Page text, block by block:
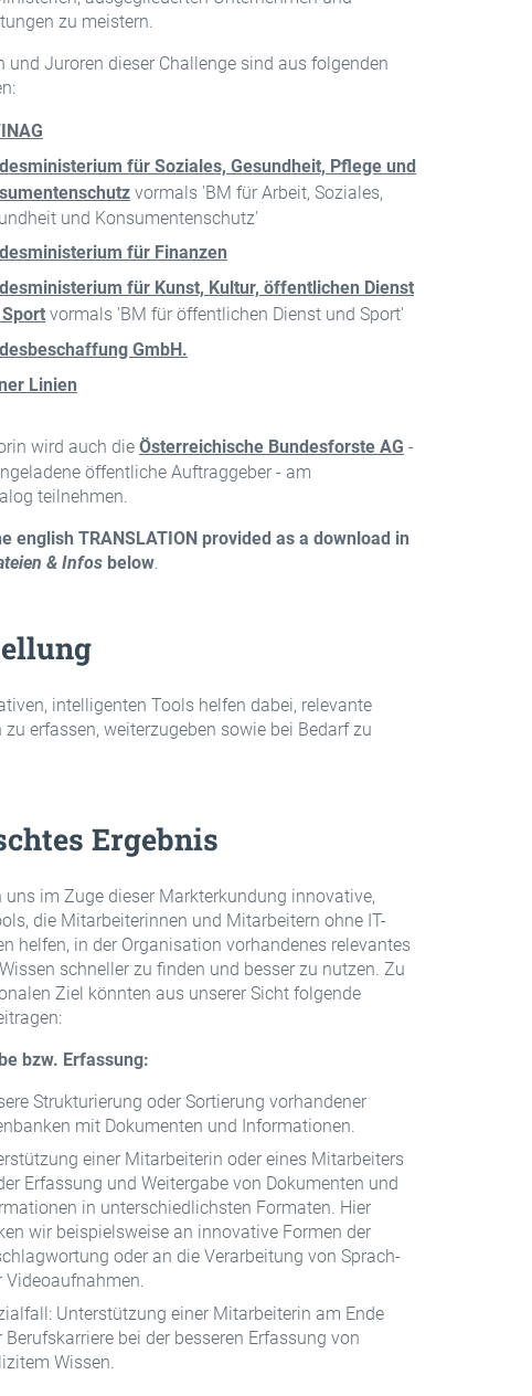
zu meistern.
und Juroren dieser Challenge sind aus folgenden
für Soziales, Gesundheit, Pflege und
vormals 'BM für Arbeit, Soziales,
und Konsumentenschutz'
für Finanzen
für Kunst, Kultur, öffentlichen Dienst
vormals 'BM für öffentlichen Dienst und Sport'
GmbH.
Linien
wird auch die Österreichische Bundesforste AG -
öffentliche Auftraggeber - am
teilnehmen.
english TRANSLATION provided as a download in
& Infosbelow.
intelligenten Tools helfen dabei, relevante
erfassen, weiterzugeben sowie bei Bedarf zu
Ergebnis
uns im Zuge dieser Markterkundung innovative,
die Mitarbeiterinnen und Mitarbeitern ohne IT-
helfen, in der Organisation vorhandenes relevantes
schneller zu finden und besser zu nutzen. Zu
Ziel könnten aus unserer Sicht folgende
bzw. Erfassung:
Strukturierung oder Sortierung vorhandener
mit Dokumenten und Informationen.
einer Mitarbeiterin oder eines Mitarbeiters
Erfassung und Weitergabe von Dokumenten und
in unterschiedlichsten Formaten. Hier
wir beispielsweise an innovative Formen der
oder an die Verarbeitung von Sprach-
Videoaufnahmen.
Unterstützung einer Mitarbeiterin am Ende
Berufskarriere bei der besseren Erfassung von
Wissen.